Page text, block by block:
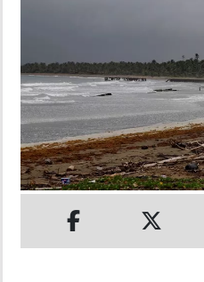
INSÓLITAS
MULTIMEDIA
IMPRESO